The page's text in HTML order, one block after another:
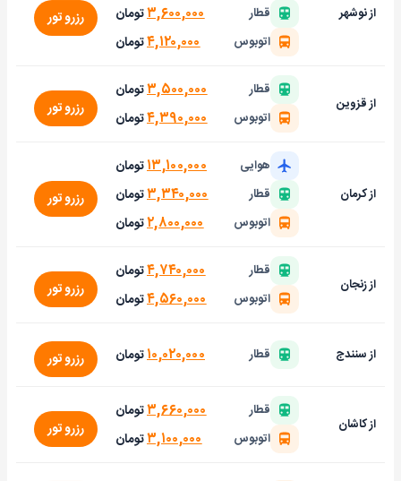
از نوشهر قطار ۳,۶۰۰,۰۰۰تومان
اتوبوس ۴,۱۲۰,۰۰۰تومان
رزرو تور
از قزوین
قطار ۳,۵۰۰,۰۰۰تومان
اتوبوس ۴,۳۹۰,۰۰۰تومان رزرو تور
از کرمان
هوایی ۱۳,۱۰۰,۰۰۰تومان
قطار ۳,۳۴۰,۰۰۰تومان
اتوبوس ۲,۸۰۰,۰۰۰تومان
رزرو تور
از زنجان
قطار ۴,۷۴۰,۰۰۰تومان
اتوبوس ۴,۵۶۰,۰۰۰تومان رزرو تور
از سنندج قطار ۱۰,۰۲۰,۰۰۰تومان رزرو تور
از کاشان
قطار ۳,۶۶۰,۰۰۰تومان
اتوبوس ۳,۱۰۰,۰۰۰تومان رزرو تور